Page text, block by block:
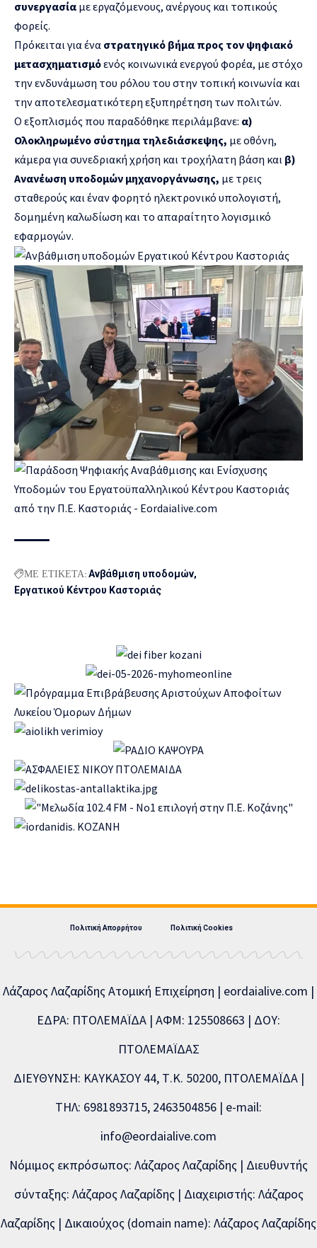
συνεργασία με εργαζόμενους, ανέργους και τοπικούς
φορείς.
Πρόκειται για ένα στρατηγικό βήμα προς τον ψηφιακό
μετασχηματισμόενός κοινωνικά ενεργού φορέα, με στόχο
την ενδυνάμωση του ρόλου του στην τοπική κοινωνία και
την αποτελεσματικότερη εξυπηρέτηση των πολιτών.
Ο εξοπλισμός που παραδόθηκε περιλάμβανε: α)
Ολοκληρωμένο σύστημα τηλεδιάσκεψης, με οθόνη,
κάμερα για συνεδριακή χρήση και τροχήλατη βάση και β)
Ανανέωση υποδομών μηχανοργάνωσης, με τρεις
σταθερούς και έναν φορητό ηλεκτρονικό υπολογιστή,
δομημένη καλωδίωση και το απαραίτητο λογισμικό
εφαρμογών.
ΜΕ ΕΤΙΚΕΤΑ:Ανβάθμιση υποδομών
Εργατικού Κέντρου Καστοριάς
Πολιτική Απορρήτου Πολιτική Cookies
Λάζαρος Λαζαρίδης Ατομική Επιχείρηση | eordaialive.com |
ΕΔΡΑ: ΠΤΟΛΕΜΑΪΔΑ | ΑΦΜ: 125508663 | ΔΟΥ:
ΠΤΟΛΕΜΑΪΔΑΣ
ΔΙΕΥΘΥΝΣΗ: ΚΑΥΚΑΣΟΥ 44, Τ.Κ. 50200, ΠΤΟΛΕΜΑΪΔΑ |
ΤΗΛ: 6981893715, 2463504856 | e-mail:
info@eordaialive.com
Νόμιμος εκπρόσωπος: Λάζαρος Λαζαρίδης | Διευθυντής
σύνταξης: Λάζαρος Λαζαρίδης | Διαχειριστής: Λάζαρος
Λαζαρίδης | Δικαιούχος (domain name): Λάζαρος Λαζαρίδης